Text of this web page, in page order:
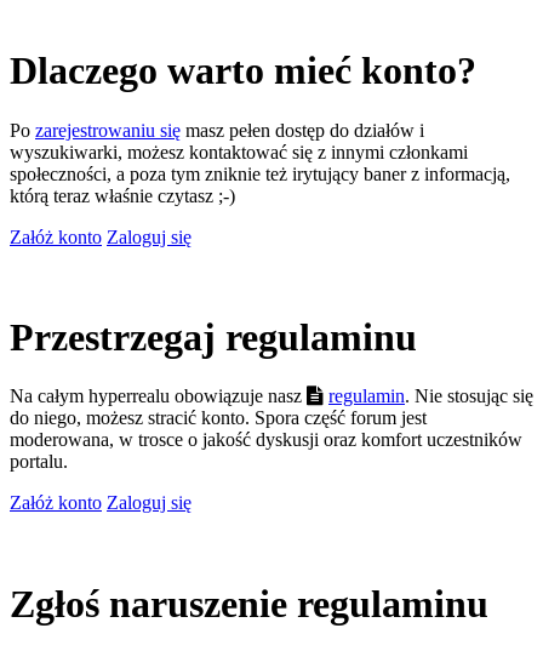
Dlaczego warto mieć konto?
Po zarejestrowaniu się masz pełen dostęp do działów i
wyszukiwarki, możesz kontaktować się z innymi członkami
społeczności, a poza tym zniknie też irytujący baner z informacją,
którą teraz właśnie czytasz ;-)
Załóż konto Zaloguj się
Przestrzegaj regulaminu
Na całym hyperrealu obowiązuje nasz regulamin. Nie stosując się
do niego, możesz stracić konto. Spora część forum jest
moderowana, w trosce o jakość dyskusji oraz komfort uczestników
portalu.
Załóż konto Zaloguj się
Zgłoś naruszenie regulaminu